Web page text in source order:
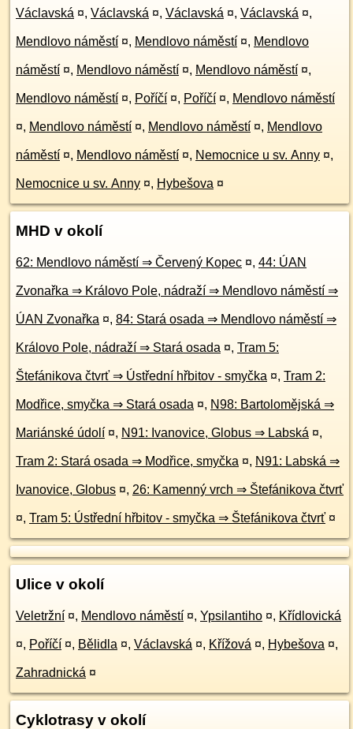
Václavská ¤, Václavská ¤, Václavská ¤, Václavská ¤,
Mendlovo náměstí ¤, Mendlovo náměstí ¤, Mendlovo
náměstí ¤, Mendlovo náměstí ¤, Mendlovo náměstí ¤,
Mendlovo náměstí ¤, Poříčí ¤, Poříčí ¤, Mendlovo náměstí
¤, Mendlovo náměstí ¤, Mendlovo náměstí ¤, Mendlovo
náměstí ¤, Mendlovo náměstí ¤, Nemocnice u sv. Anny ¤,
Nemocnice u sv. Anny ¤, Hybešova ¤
MHD v okolí
62: Mendlovo náměstí ⇒ Červený Kopec ¤, 44: ÚAN
Zvonařka ⇒ Královo Pole, nádraží ⇒ Mendlovo náměstí ⇒
ÚAN Zvonařka ¤, 84: Stará osada ⇒ Mendlovo náměstí ⇒
Královo Pole, nádraží ⇒ Stará osada ¤, Tram 5:
Štefánikova čtvrť ⇒ Ústřední hřbitov - smyčka ¤, Tram 2:
Modřice, smyčka ⇒ Stará osada ¤, N98: Bartolomějská ⇒
Mariánské údolí ¤, N91: Ivanovice, Globus ⇒ Labská ¤,
Tram 2: Stará osada ⇒ Modřice, smyčka ¤, N91: Labská ⇒
Ivanovice, Globus ¤, 26: Kamenný vrch ⇒ Štefánikova čtvrť
¤, Tram 5: Ústřední hřbitov - smyčka ⇒ Štefánikova čtvrť ¤
Ulice v okolí
Veletržní ¤, Mendlovo náměstí ¤, Ypsilantiho ¤, Křídlovická
¤, Poříčí ¤, Bělidla ¤, Václavská ¤, Křížová ¤, Hybešova ¤,
Zahradnická ¤
Cyklotrasy v okolí